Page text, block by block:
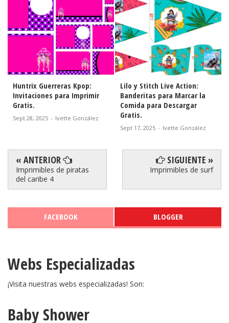
Lilo y Stitch Live Action:
Banderitas para Marcar la
Comida para Descargar
Gratis.
Lilo y Stitch Live Action:
Etiquetas para Descargar
Gratis.
Sept 16, 2025
« ANTERIOR
Imprimibles de piratas
del caribe 4
SIGUIENTE »
Imprimibles de surf
FACEBOOK BLOGGER
Webs Especializadas
¡Visita nuestras webs especializadas! Son:
Baby Shower